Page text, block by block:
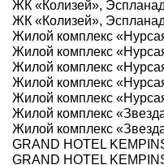
ЖК «Колизей»,
ЖК «Колизей»,
Жилой комплекс
Жилой комплекс
Жилой комплекс
Жилой комплекс
Жилой комплекс
Жилой комплекс
Жилой комплекс
GRAND HOTEL
GRAND HOTEL